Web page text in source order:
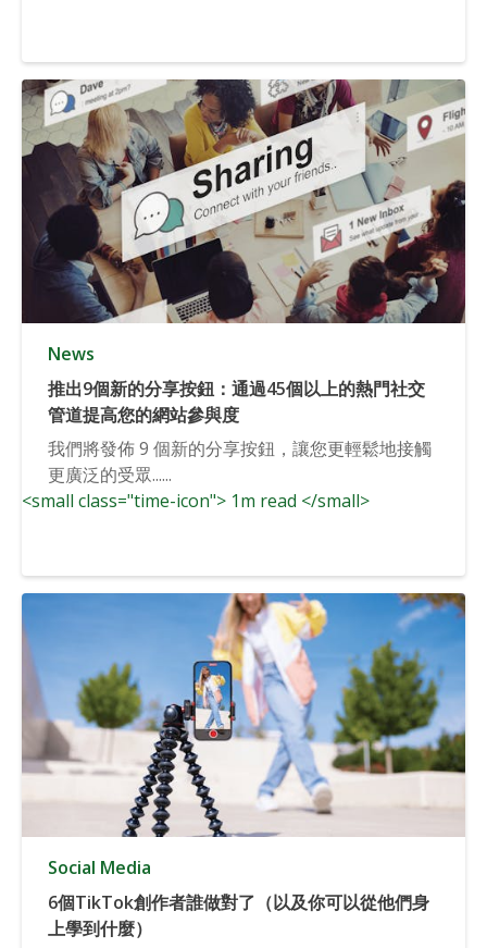
News
推出9個新的分享按鈕：通過45個以上的熱門社交
管道提高您的網站參與度
我們將發佈 9 個新的分享按鈕，讓您更輕鬆地接觸
更廣泛的受眾......
<small class="time-icon"> 1m read </small>
Social Media
6個TikTok創作者誰做對了（以及你可以從他們身
上學到什麼）